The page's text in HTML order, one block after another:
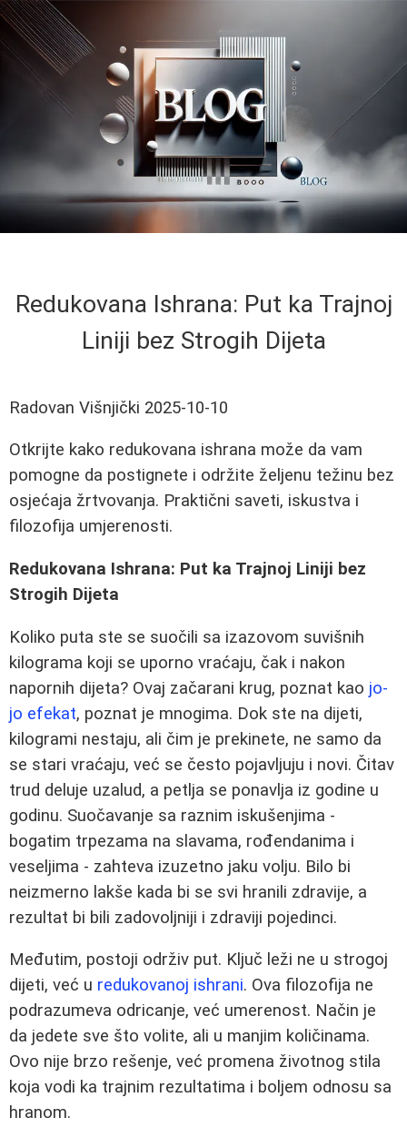
Redukovana Ishrana: Put ka Trajnoj
Liniji bez Strogih Dijeta
Radovan Višnjički 2025-10-10
Otkrijte kako redukovana ishrana može da vam
pomogne da postignete i održite željenu težinu bez
osjećaja žrtvovanja. Praktični saveti, iskustva i
filozofija umjerenosti.
Redukovana Ishrana: Put ka Trajnoj Liniji bez
Strogih Dijeta
Koliko puta ste se suočili sa izazovom suvišnih
kilograma koji se uporno vraćaju, čak i nakon
napornih dijeta? Ovaj začarani krug, poznat kao jo-
jo efekat, poznat je mnogima. Dok ste na dijeti,
kilogrami nestaju, ali čim je prekinete, ne samo da
se stari vraćaju, već se često pojavljuju i novi. Čitav
trud deluje uzalud, a petlja se ponavlja iz godine u
godinu. Suočavanje sa raznim iskušenjima -
bogatim trpezama na slavama, rođendanima i
veseljima - zahteva izuzetno jaku volju. Bilo bi
neizmerno lakše kada bi se svi hranili zdravije, a
rezultat bi bili zadovoljniji i zdraviji pojedinci.
Međutim, postoji održiv put. Ključ leži ne u strogoj
dijeti, već u redukovanoj ishrani. Ova filozofija ne
podrazumeva odricanje, već umerenost. Način je
da jedete sve što volite, ali u manjim količinama.
Ovo nije brzo rešenje, već promena životnog stila
koja vodi ka trajnim rezultatima i boljem odnosu sa
hranom.